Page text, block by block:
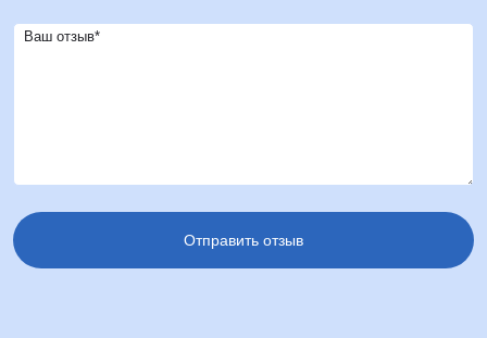
Ваш отзыв*